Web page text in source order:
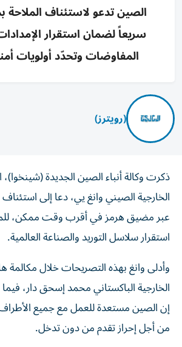
الصين تدعو لاستئناف
سريعاً لضمان استقرار
المفاوضات وتحدّد أولويات
(رويترز)
ذكرت وكالة أنباء الصين الجديدة (شينخوا)،
‌الخارجية الصيني وانغ يي، دعا إلى استئناف
عبر مضيق هرمز ‌في أقرب وقت ‌ممكن،
استقرار سلاسل التوريد والصناعة العالمية.
وأدلى وانغ بهذه ⁠التصريحات خلال مكالمة
الخارجية الباكستاني محمد إسحق دار،
إن الصين مستعدة للعمل مع جميع
من أجل إحراز تقدم ‌من دون تدخل.